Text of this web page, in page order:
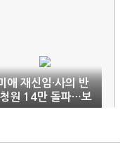
애 재신임·사의 반
원 14만 돌파…보
선 향후 행보는